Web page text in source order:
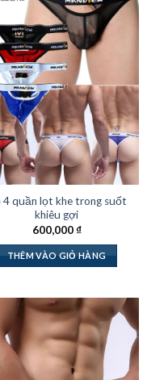
4 quần lọt khe trong suốt
khiêu gợi
600,000₫
THÊM VÀO GIỎ HÀNG